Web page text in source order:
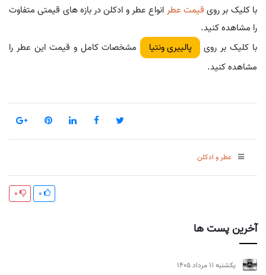
آخرین پست ها
يكشنبه 11 مرداد 1405
با کلیک بر روی قیمت عطر انواع عطر و ادکلن در بازه های قیمتی متفاوت
را مشاهده کنید.
با کلیک بر روی
پالییری ونتیا
مشخصات کامل و قیمت این عطر را
مشاهده کنید.
عطر و ادکلن